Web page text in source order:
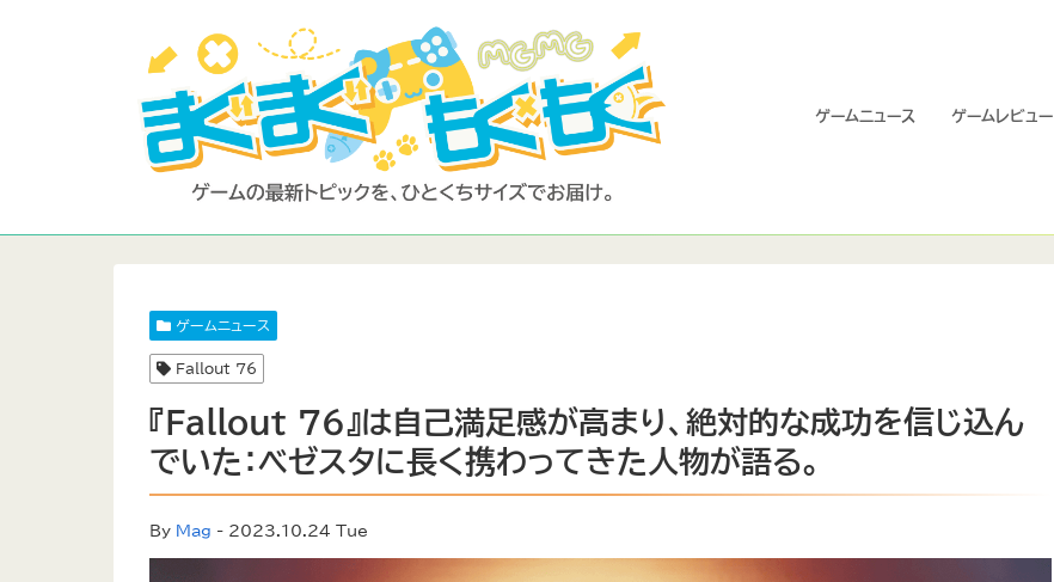
ゲームニュース ゲームレビュー
ゲームニュース
Fallout 76
『Fallout 76』は自己満足感が高まり、絶対的な成功を信じ込ん
でいた：ベゼスタに長く携わってきた人物が語る。
By Mag - 2023.10.24 Tue